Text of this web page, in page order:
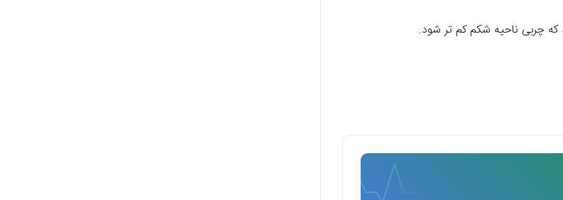
که چربی ناحیه شکم کم تر شود.